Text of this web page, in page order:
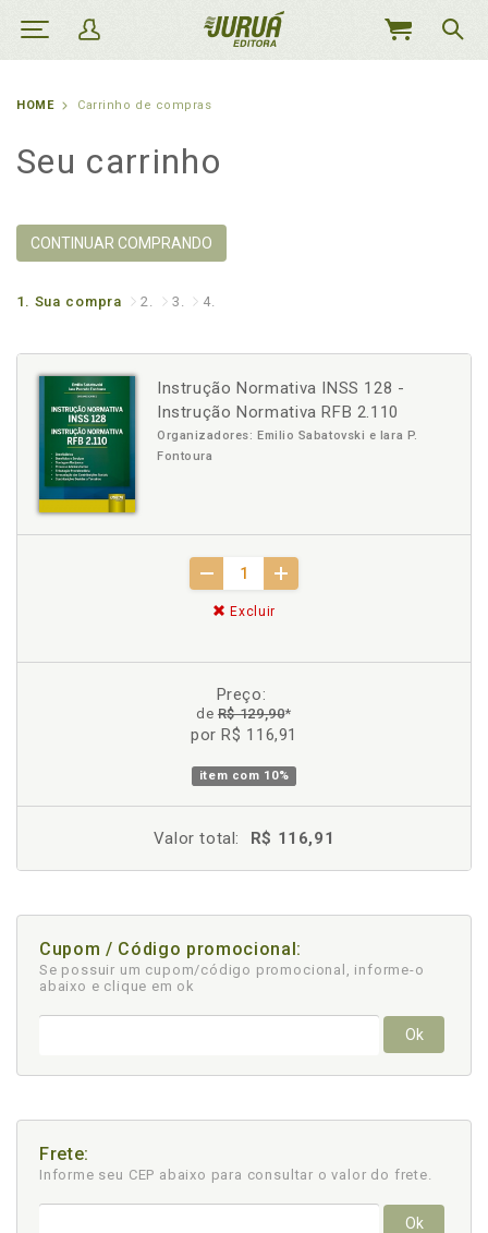
MEU
HOME Carrinho de compras
Seu carrinho
CONTINUAR COMPRANDO
1. Sua compra 2. 3. 4.
Instrução Normativa INSS 128 -
Instrução Normativa RFB 2.110
Organizadores: Emilio Sabatovski e Iara P.
Fontoura
Excluir
Preço:
deR$ 129,90*
por R$ 116,91
item com 10%
Valor total: R$ 116,91
Cupom / Código promocional:
Se possuir um cupom/código promocional, informe-o
abaixo e clique em ok
Ok
Frete:
Informe seu CEP abaixo para consultar o valor do frete.
Ok